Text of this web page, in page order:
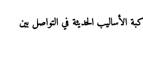
الأساليب الحديثة في التواصل بين